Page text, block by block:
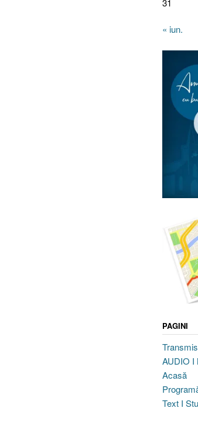
31
« iun.
PAGINI
AUDIO I
Acasă
Text I